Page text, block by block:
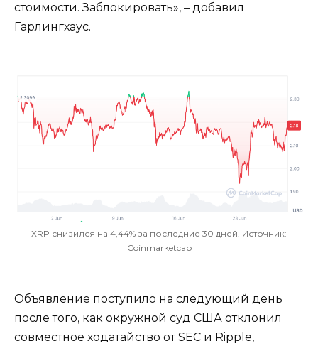
стоимости. Заблокировать», – добавил
Гарлингхаус.
XRP снизился на 4,44% за последние 30 дней. Источник:
Coinmarketcap
Объявление поступило на следующий день
после того, как окружной суд США отклонил
совместное ходатайство от SEC и Ripple,